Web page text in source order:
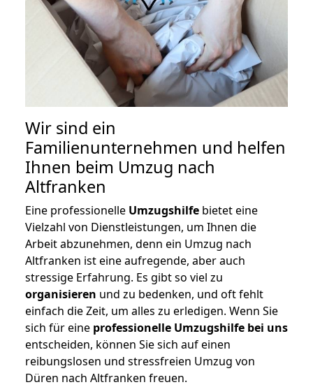
Wir sind ein
Familienunternehmen und helfen
Ihnen beim Umzug nach
Altfranken
Eine professionelle Umzugshilfe bietet eine
Vielzahl von Dienstleistungen, um Ihnen die
Arbeit abzunehmen, denn ein Umzug nach
Altfranken ist eine aufregende, aber auch
stressige Erfahrung. Es gibt so viel zu
organisieren und zu bedenken, und oft fehlt
einfach die Zeit, um alles zu erledigen. Wenn Sie
sich für eine professionelle Umzugshilfe bei uns
entscheiden, können Sie sich auf einen
reibungslosen und stressfreien Umzug von
Düren nach Altfranken freuen.